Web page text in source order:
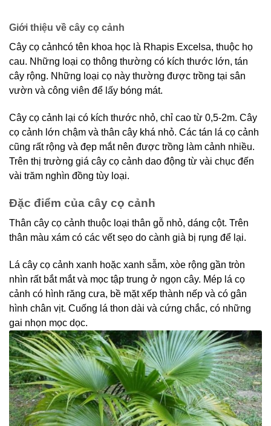
Giới thiệu về cây cọ cảnh
Cây cọ cảnhcó tên khoa học là Rhapis Excelsa, thuộc họ
cau. Những loại cọ thông thường có kích thước lớn, tán
cây rộng. Những loại cọ này thường được trồng tại sân
vườn và công viên để lấy bóng mát.
Cây cọ cảnh lại có kích thước nhỏ, chỉ cao từ 0,5-2m. Cây
cọ cảnh lớn chậm và thân cây khá nhỏ. Các tán lá cọ cảnh
cũng rất rộng và đẹp mắt nên được trồng làm cảnh nhiều.
Trên thị trường giá cây cọ cảnh dao động từ vài chục đến
vài trăm nghìn đồng tùy loại.
Đặc điểm của cây cọ cảnh
Thân cây cọ cảnh thuộc loại thân gỗ nhỏ, dáng cột. Trên
thân màu xám có các vết sẹo do cành già bị rụng để lại.
Lá cây cọ cảnh xanh hoặc xanh sẫm, xòe rộng gần tròn
nhìn rất bắt mắt và mọc tập trung ở ngọn cây. Mép lá cọ
cảnh có hình răng cưa, bề mặt xếp thành nếp và có gân
hình chân vịt. Cuống lá thon dài và cứng chắc, có những
gai nhọn mọc dọc.